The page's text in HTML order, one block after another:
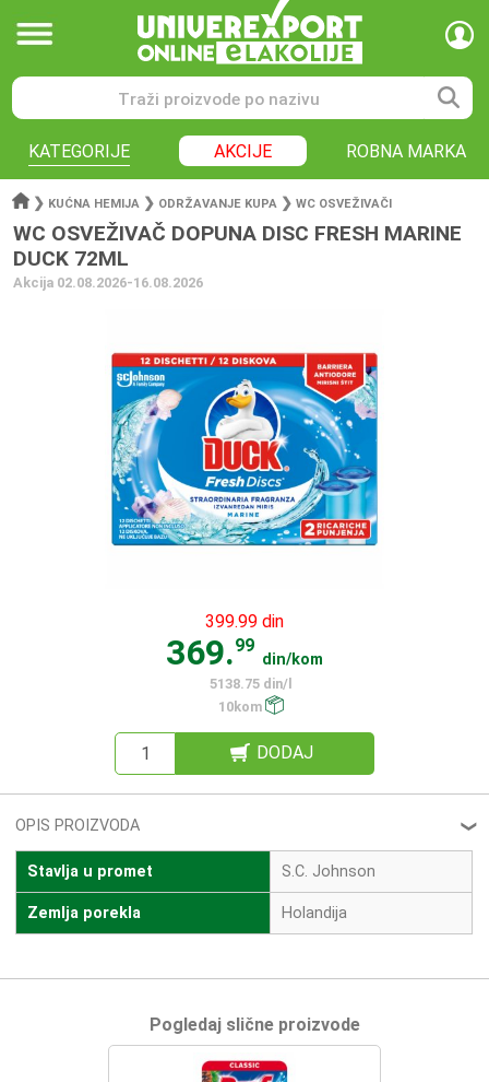
KATEGORIJE AKCIJE ROBNA MARKA
❯ KUĆNA HEMIJA ❯ ODRŽAVANJE KUPA ❯ WC OSVEŽIVAČI
WC OSVEŽIVAČ DOPUNA DISC FRESH MARINE
DUCK 72ML
Akcija 02.08.2026-16.08.2026
399.99 din
369.99
din/kom
5138.75 din/l
10kom
DODAJ
OPIS PROIZVODA ❮
Stavlja u promet S.C. Johnson
Zemlja porekla Holandija
Pogledaj slične proizvode